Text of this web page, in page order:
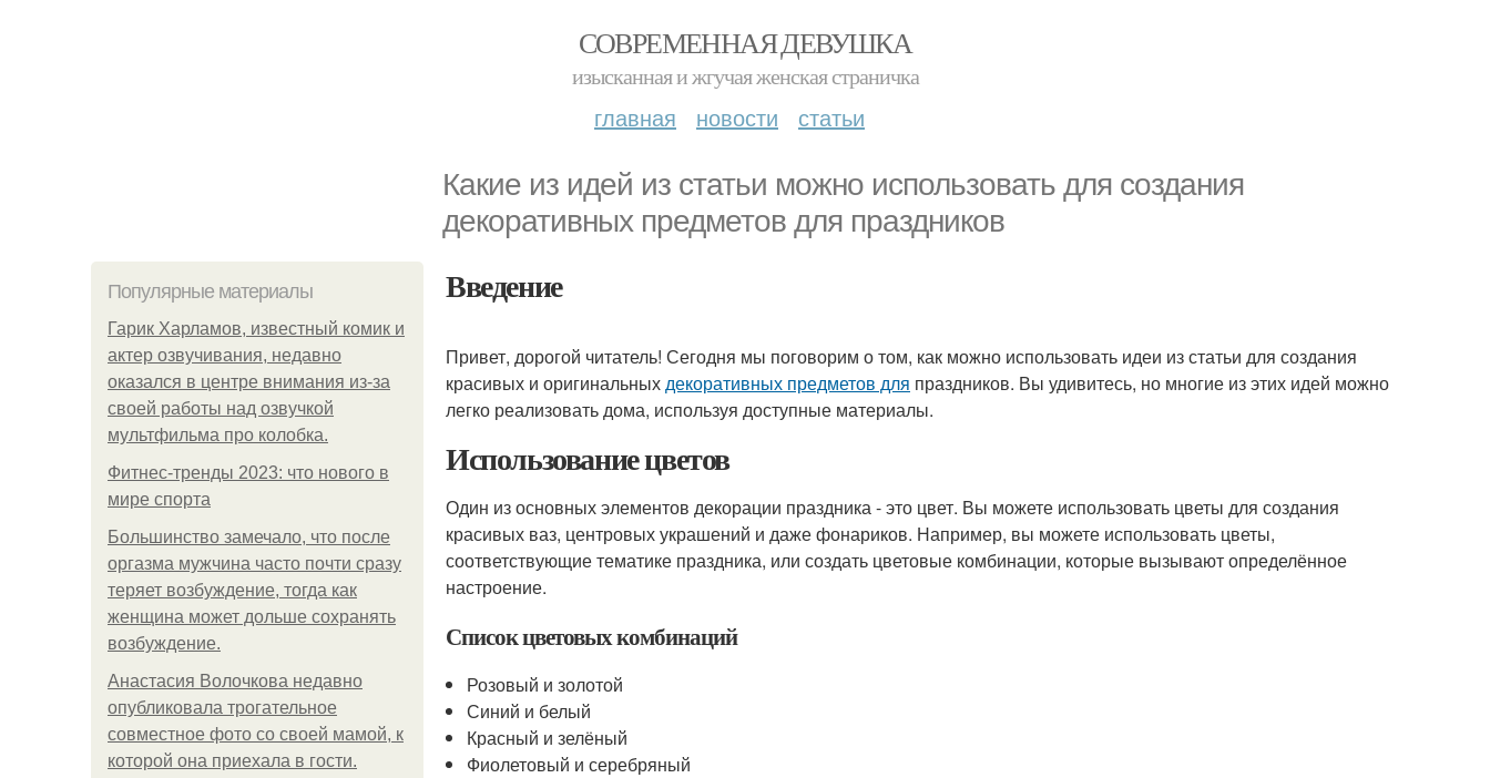
СОВРЕМЕННАЯ ДЕВУШКА
изысканная и жгучая женская страничка
главная новости статьи
Какие из идей из статьи можно использовать для создания
декоративных предметов для праздников
Популярные материалы
Гарик Харламов, известный комик и
актер озвучивания, недавно
оказался в центре внимания из-за
своей работы над озвучкой
мультфильма про колобка.
Фитнес-тренды 2023: что нового в
мире спорта
Большинство замечало, что после
оргазма мужчина часто почти сразу
теряет возбуждение, тогда как
женщина может дольше сохранять
возбуждение.
Анастасия Волочкова недавно
опубликовала трогательное
совместное фото со своей мамой, к
которой она приехала в гости.
Введение
Привет, дорогой читатель! Сегодня мы поговорим о том, как можно использовать идеи из статьи для создания
красивых и оригинальныхдекоративных предметов для праздников. Вы удивитесь, но многие из этих идей можно
легко реализовать дома, используя доступные материалы.
Использование цветов
Один из основных элементов декорации праздника - это цвет. Вы можете использовать цветы для создания
красивых ваз, центровых украшений и даже фонариков. Например, вы можете использовать цветы,
соответствующие тематике праздника, или создать цветовые комбинации, которые вызывают определённое
настроение.
Список цветовых комбинаций
Розовый и золотой
Синий и белый
Красный и зелёный
Фиолетовый и серебряный